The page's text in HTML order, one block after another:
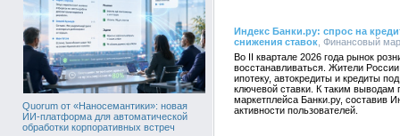
Quorum от «Наносемантики»: новая
ИИ-платформа для автоматической
обработки корпоративных встреч
Индекс Банки.ру: спрос на
снижения ставок , Финансовый
Во II квартале 2026 года рынок
восстанавливаться. Жители
ипотеку, автокредиты и кредиты
ключевой ставки. К таким выводам
маркетплейса Банки.ру, составив
активности пользователей.